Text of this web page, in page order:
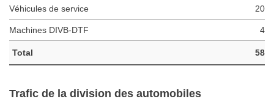
Véhicules de service 20
Machines DIVB-DTF 4
Total 58
Trafic de la division des automobiles